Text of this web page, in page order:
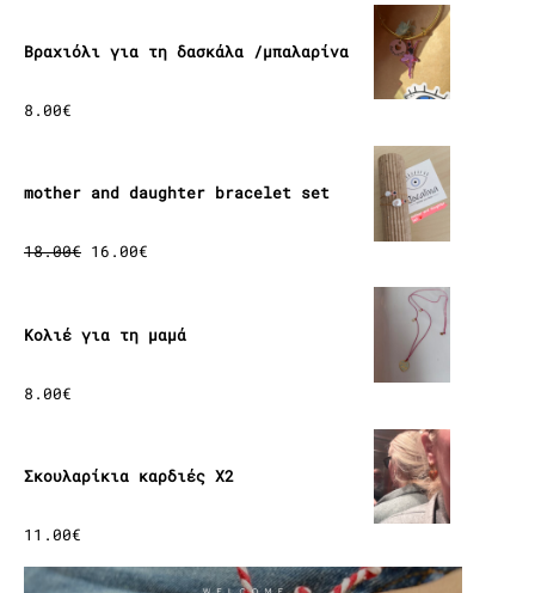
Βραχιόλι για τη δασκάλα /μπαλαρίνα
8.00€
mother and daughter bracelet set
18.00€ Original
16.00€
16.00€.
Κολιέ για τη μαμά
8.00€
Σκουλαρίκια καρδιές X2
11.00€